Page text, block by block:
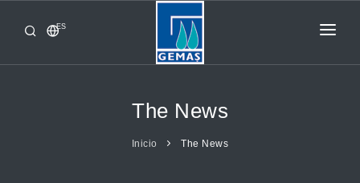
ES
INICIO
The News
Inicio The News